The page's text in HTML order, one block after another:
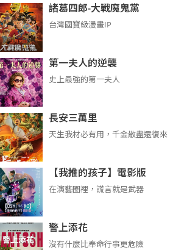
諸葛四郎-大戰魔鬼黨
台灣國寶級漫畫IP
第一夫人的逆襲
史上最強的第一夫人
長安三萬里
天生我材必有用，千金散盡還復來
【我推的孩子】電影版
在演藝圈裡，謊言就是武器
警上添花
沒有什麼比奉命行事更危險